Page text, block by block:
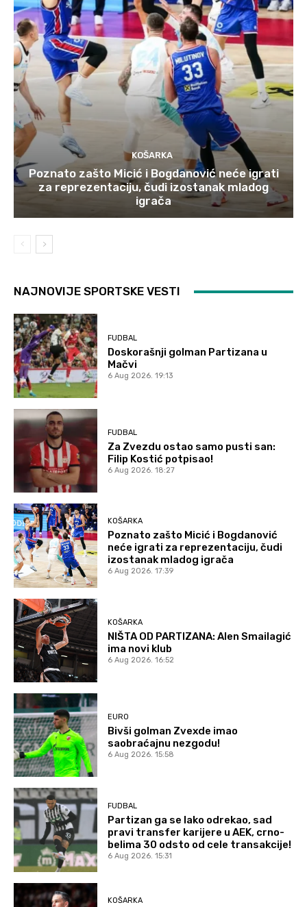
KOŠARKA
Poznato zašto Micić i Bogdanović neće igrati
za reprezentaciju, čudi izostanak mladog
igrača
NAJNOVIJE SPORTSKE VESTI
FUDBAL
Doskorašnji golman Partizana u
Mačvi
6 Aug 2026. 19:13
FUDBAL
Za Zvezdu ostao samo pusti san:
Filip Kostić potpisao!
6 Aug 2026. 18:27
KOŠARKA
Poznato zašto Micić i Bogdanović
neće igrati za reprezentaciju, čudi
izostanak mladog igrača
6 Aug 2026. 17:39
KOŠARKA
NIŠTA OD PARTIZANA: Alen Smailagić
ima novi klub
6 Aug 2026. 16:52
EURO
Bivši golman Zvexde imao
saobraćajnu nezgodu!
6 Aug 2026. 15:58
FUDBAL
Partizan ga se lako odrekao, sad
pravi transfer karijere u AEK, crno-
belima 30 odsto od cele transakcije!
6 Aug 2026. 15:31
KOŠARKA